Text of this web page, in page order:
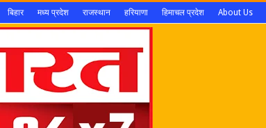
बिहार मध्य प्रदेश राजस्थान हरियाणा हिमाचल प्रदेश About Us